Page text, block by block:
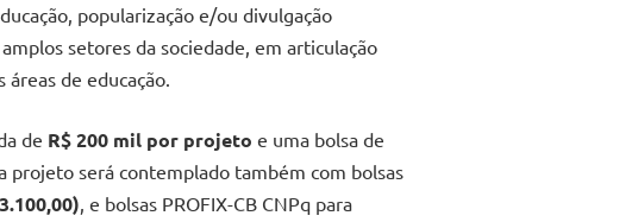
popularização e/ou divulgação
setores da sociedade, em articulação
de educação.
de R$ 200 mil por projeto e uma bolsa de
projeto será contemplado também com bolsas
, e bolsas PROFIX-CB CNPq para